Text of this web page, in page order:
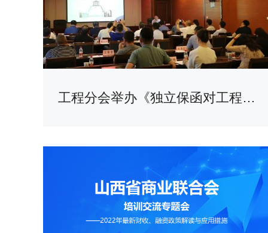
工程分会举办《独立保函对工程承包公司的风险与机遇》专题讲座